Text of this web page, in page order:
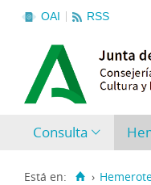
OAI RSS
Consulta
Está en: ›